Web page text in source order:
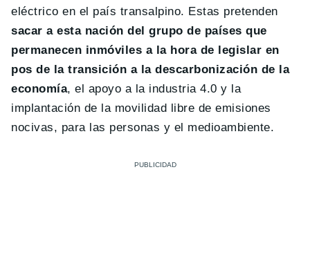
eléctrico en el país transalpino. Estas pretenden
sacar a esta nación del grupo de países que
permanecen inmóviles a la hora de legislar en
pos de la transición a la descarbonización de la
economía, el apoyo a la industria 4.0 y la
implantación de la movilidad libre de emisiones
nocivas, para las personas y el medioambiente.